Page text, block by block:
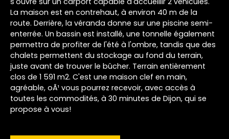
La maison est en contrehaut, à environ 40 m de la
route. Derrière, la véranda donne sur une piscine semi-
enterrée. Un bassin est installé, une tonnelle également
permettra de profiter de l'été à l'ombre, tandis que des
chalets permettent du stockage au fond du terrain,
juste avant de trouver le bûcher. Terrain entièrement
clos de 1 591 m2. C'est une maison clef en main,
agréable, oÃ¹ vous pourrez recevoir, avec accès à
toutes les commodités, à 30 minutes de Dijon, qui se
propose à vous!